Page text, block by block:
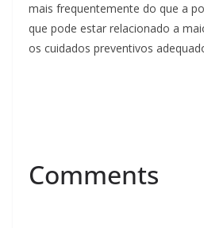
mais frequentemente do que a
que pode estar relacionado a
os cuidados preventivos
Comments